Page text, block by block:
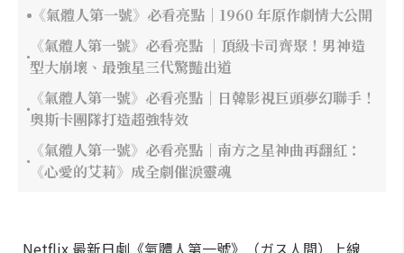
《氣體人第一號》必看亮點｜1960 年原作劇情大公開
《氣體人第一號》必看亮點 ｜頂級卡司齊聚！男神造
型大崩壞、最強星三代驚豔出道
《氣體人第一號》必看亮點｜日韓影視巨頭夢幻聯手！
奧斯卡團隊打造超強特效
《氣體人第一號》必看亮點｜南方之星神曲再翻紅：
《心愛的艾莉》成全劇催淚靈魂
Netflix 最新日劇《氣體人第一號》（ガス人間）上線